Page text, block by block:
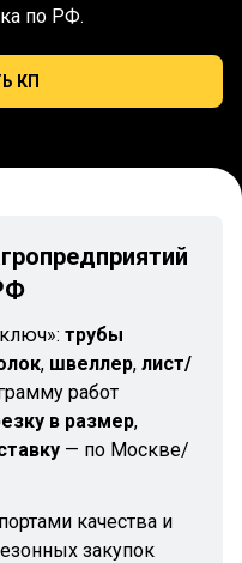
по РФ.
КП
трубы
, швеллер, лист/
работ
в размер,
— по Москве/
качества и
закупок